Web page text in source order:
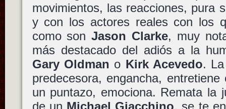
movimientos, las reacciones, pura
y con los actores reales con los
como sonJason Clarke, muy
más destacado del adiós a la
Gary Oldman o Kirk Acevedo.
predecesora, engancha,
un puntazo, emociona. Remata la